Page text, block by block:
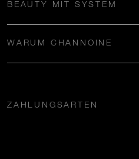
BEAUTY MIT SYSTEM
WARUM CHANNOINE
ZAHLUNGSARTEN